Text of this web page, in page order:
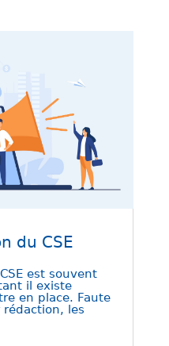
du CSE
est souvent
il existe
en place. Faute
les